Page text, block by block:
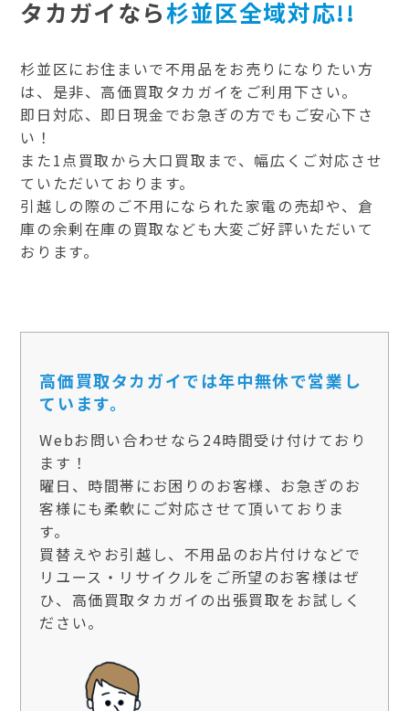
タカガイなら杉並区全域対応!!
杉並区にお住まいで不用品をお売りになりたい方
は、是非、高価買取タカガイをご利用下さい。
即日対応、即日現金でお急ぎの方でもご安心下さ
い！
また1点買取から大口買取まで、幅広くご対応させ
ていただいております。
引越しの際のご不用になられた家電の売却や、倉
庫の余剰在庫の買取なども大変ご好評いただいて
おります。
高価買取タカガイでは年中無休で営業し
ています。
Webお問い合わせなら24時間受け付けており
ます！
曜日、時間帯にお困りのお客様、お急ぎのお
客様にも柔軟にご対応させて頂いておりま
す。
買替えやお引越し、不用品のお片付けなどで
リユース・リサイクルをご所望のお客様はぜ
ひ、高価買取タカガイの出張買取をお試しく
ださい。